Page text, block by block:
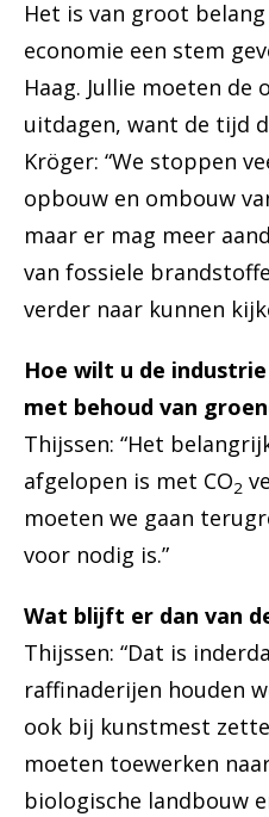
Het is van groot
economie een stem
Haag. Jullie moeten de
uitdagen, want de tijd
Kröger: “We stoppen
opbouw en ombouw
maar er mag meer
van fossiele
verder naar kunnen
Hoe wilt u de
met behoud van
Thijssen: “Het
afgelopen is met CO2
moeten we gaan
voor nodig is.”
Wat blijft er dan van
Thijssen: “Dat is
raffinaderijen houden
ook bij kunstmest
moeten toewerken
biologische landbouw